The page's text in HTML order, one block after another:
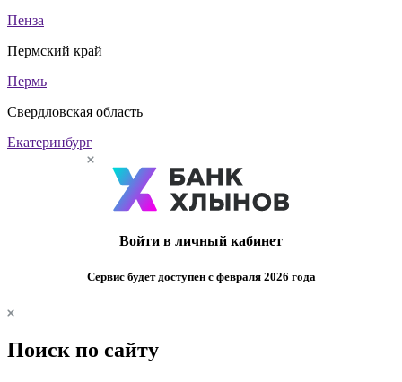
Пенза
Пермский край
Пермь
Свердловская область
Екатеринбург
Войти в личный кабинет
Сервис будет доступен с февраля 2026 года
Поиск по сайту